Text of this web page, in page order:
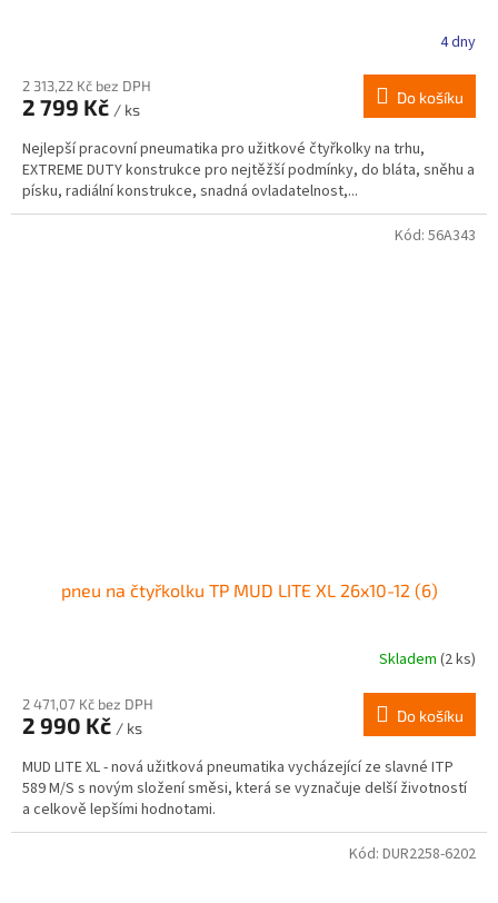
4 dny
2 313,22 Kč bez DPH
2 799 Kč / ks
Do košíku
Nejlepší pracovní pneumatika pro užitkové čtyřkolky na trhu,
EXTREME DUTY konstrukce pro nejtěžší podmínky, do bláta, sněhu a
písku, radiální konstrukce, snadná ovladatelnost,...
pneu na čtyřkolku TP MUD LITE XL 26x10-12 (6)
Skladem (2 ks)
2 471,07 Kč bez DPH
2 990 Kč / ks
Do košíku
MUD LITE XL - nová užitková pneumatika vycházející ze slavné ITP
589 M/S s novým složení směsi, která se vyznačuje delší životností
a celkově lepšími hodnotami.
Kód: 56A343
Kód: DUR2258-6202